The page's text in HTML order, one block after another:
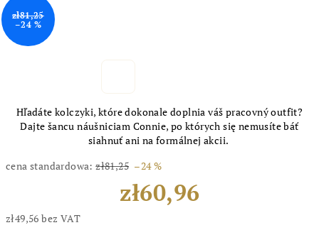
Hľadáte kolczyki, które dokonale doplnia váš pracovný outfit?
Dajte šancu náušniciam Connie, po których się nemusíte báť
siahnuť ani na formálnej akcii.
cena standardowa: zł81,25 –24 %
zł60,96
zł49,56 bez VAT
zł81,25
–24 %